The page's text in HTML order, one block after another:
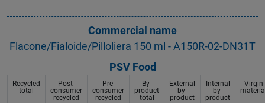
Commercial name
Flacone/Fialoide/Pilloliera 150 ml - A150R-02-DN31T
PSV Food
Recycled
total
Post-
consumer
recycled
Pre-
consumer
recycled
By-
product
total
External
by-
product
Internal
by-
product
Virgin